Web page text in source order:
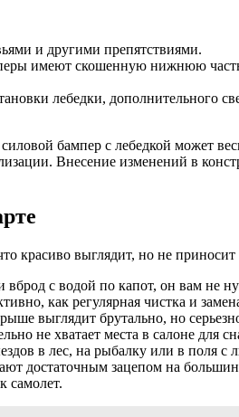
и другими препятствиями.
имеют скошенную нижнюю
лебедки, дополнительного
бампер с лебедкой может
Внесение изменений в
красиво выглядит, но не
вброд с водой по капот, он вам не
как регулярная чистка и
выглядит брутально, но
не хватает места в салоне для
в лес, на рыбалку или в поля
достаточным зацепом на
самолет.